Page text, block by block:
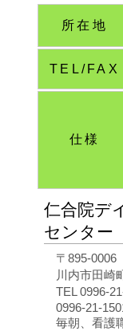
所在地
TEL/FAX
仕様
仁合院デ
センター
〒895-
川内市田崎
TEL 0996-
0996-21-
毎朝、看護